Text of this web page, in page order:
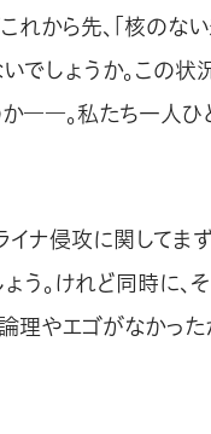
れから先、「核のな
でしょうか。この状
――。私たち一人ひ
イナ侵攻に関して
う。けれど同時に、
理やエゴがなかっ